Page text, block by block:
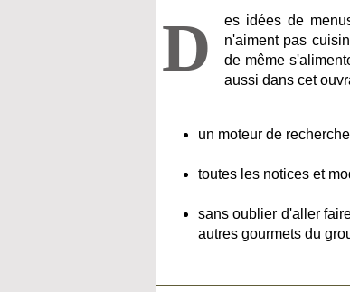
D
es idées de
n'aiment pas
de même
aussi dans cet
un moteur de
toutes les notices et
sans oublier d'aller
autres gourmets du